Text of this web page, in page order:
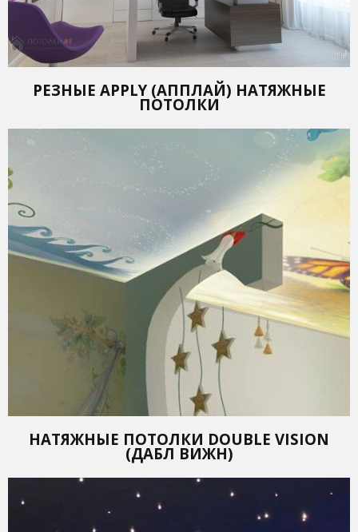
РЕЗНЫЕ APPLY (АППЛАЙ) НАТЯЖНЫЕ
ПОТОЛКИ
НАТЯЖНЫЕ ПОТОЛКИ DOUBLE VISION
(ДАБЛ ВИЖН)